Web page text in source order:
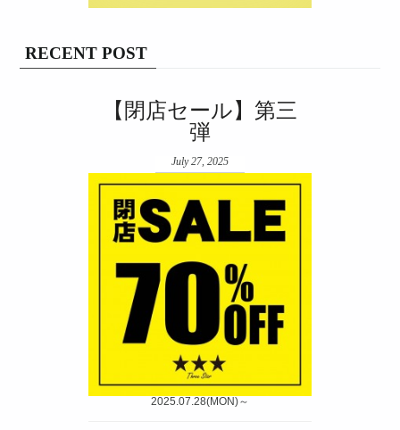
RECENT POST
【閉店セール】第三
弾
July 27, 2025
2025.07.28(MON)～